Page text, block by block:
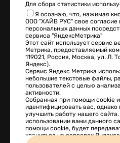
КОНТАКТНАЯ
+7 (495)
108814 г. Москва,
Сайт разработан
Для сбора статистики
Я осознаю, что, нажимая
ООО "ХАЙВ РУС" свое согласие
персональных данных
сервиса "ЯндексМетрика"
Этот сайт использует сервис
Метрика, предоставляемый
119021, Россия, Москва, ул. Л.
Яндекс).
Сервис Яндекс Метрика
небольшие текстовые файлы,
пользователей с целью
активности.
Собранная при помощи cookie
идентифицировать вас,
улучшить работу нашего
использовании вами данного
помощи cookie, будет
храниться на серверах